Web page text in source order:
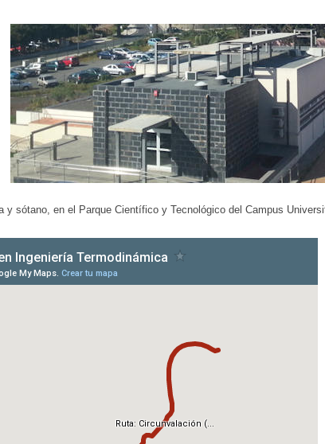
y sótano, en el Parque Científico y Tecnológico del Campus